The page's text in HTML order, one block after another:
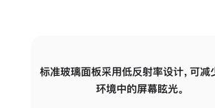
标准玻璃面板采用低反射率设计，可减
环境中的屏幕眩光。